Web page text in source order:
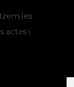
les
actes i